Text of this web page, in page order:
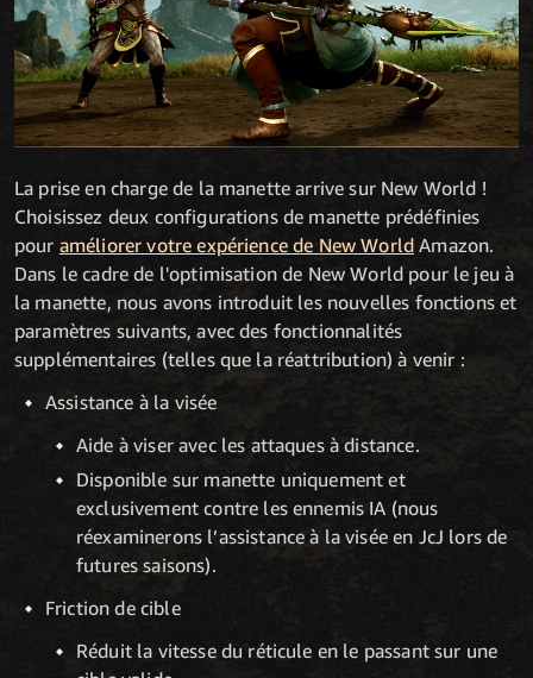
La prise en charge de la manette arrive sur New World !
Choisissez deux configurations de manette prédéfinies
pour améliorer votre expérience de New World Amazon.
Dans le cadre de l'optimisation de New World pour le jeu à
la manette, nous avons introduit les nouvelles fonctions et
paramètres suivants, avec des fonctionnalités
supplémentaires (telles que la réattribution) à venir :
Assistance à la visée
Aide à viser avec les attaques à distance.
Disponible sur manette uniquement et
exclusivement contre les ennemis IA (nous
réexaminerons l’assistance à la visée en JcJ lors de
futures saisons).
Friction de cible
Réduit la vitesse du réticule en le passant sur une